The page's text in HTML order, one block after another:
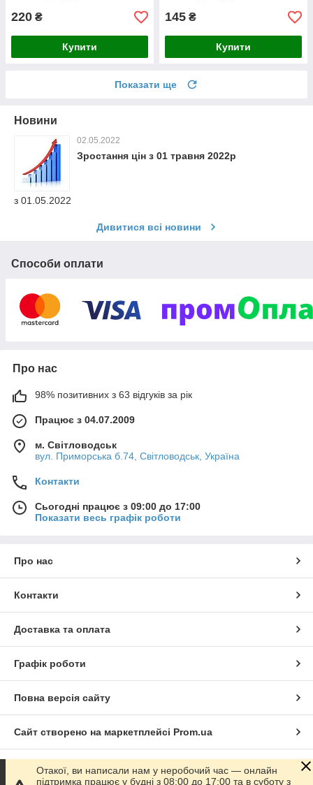
220 ₴
Купити
145 ₴
Купити
Показати ще
Новини
02.05.2022
Зростання цін з 01 травня 2022р
з 01.05.2022
Дивитися всі новини
Способи оплати
Про нас
98% позитивних з 63 відгуків за рік
Працює з 04.07.2009
м. Світловодськ
вул. Приморська б.74, Світловодськ, Україна
Контакти
Сьогодні працює з 09:00 до 17:00
Показати весь графік роботи
Про нас
Контакти
Доставка та оплата
Графік роботи
Повна версія сайту
Сайт створено на маркетплейсі Prom.ua
Політика конфіденційності
Отакої, ви написали нам у неробочий час — онлайн
підтримка працює у будні з 08:00 до 17:00 та в суботу з